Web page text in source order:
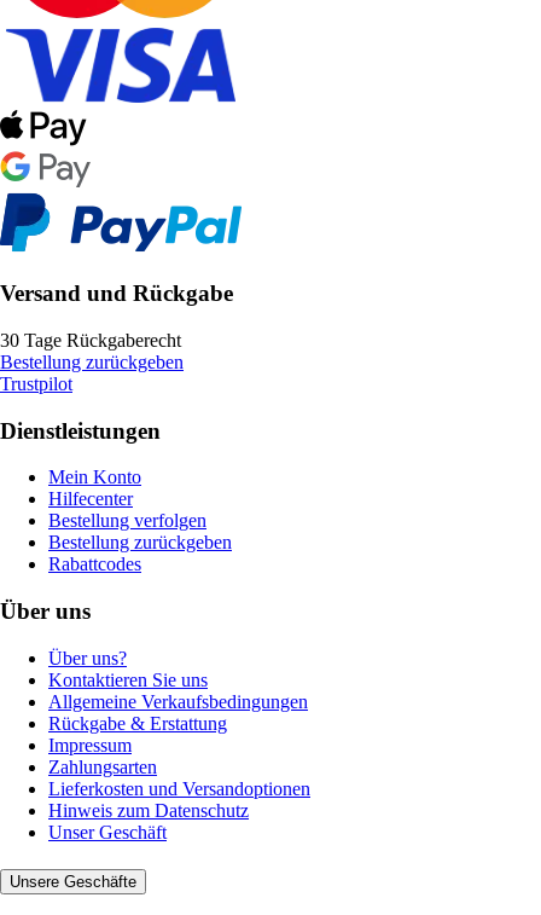
Versand und Rückgabe
30 Tage Rückgaberecht
Bestellung zurückgeben
Trustpilot
Dienstleistungen
Mein Konto
Hilfecenter
Bestellung verfolgen
Bestellung zurückgeben
Rabattcodes
Über uns
Über uns?
Kontaktieren Sie uns
Allgemeine Verkaufsbedingungen
Rückgabe & Erstattung
Impressum
Zahlungsarten
Lieferkosten und Versandoptionen
Hinweis zum Datenschutz
Unser Geschäft
Unsere Geschäfte